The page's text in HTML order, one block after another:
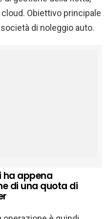
Obiettivo principale
di noleggio auto.
appena
di una quota di